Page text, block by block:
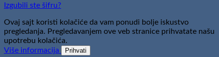
Izgubili ste šifru?
Ovaj sajt koristi kolačiće da vam ponudi bolje iskustvo
pregledanja. Pregledavanjem ove veb stranice prihvatate našu
upotrebu kolačića.
Više informacija
Prihvati